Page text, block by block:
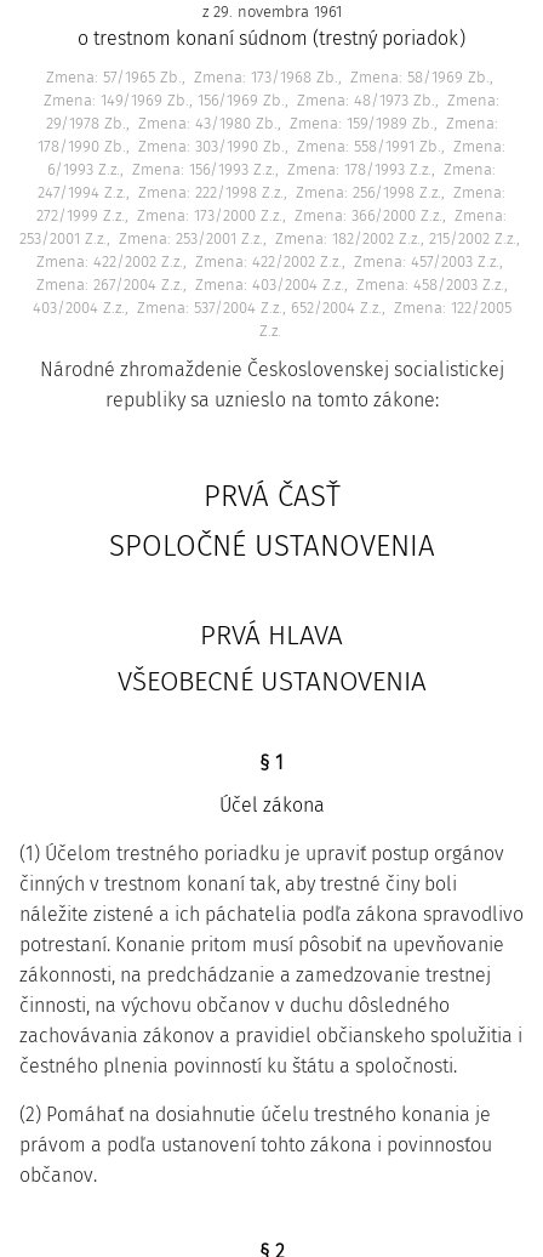
z 29. novembra 1961
o trestnom konaní súdnom (trestný poriadok)
Zmena: 57/1965 Zb. Zmena: 173/1968 Zb.
Zmena: 58/1969 Zb.
Zmena: 149/1969 Zb., 156/1969 Zb.
Zmena: 48/1973 Zb.
Zmena:
29/1978 Zb.
Zmena: 43/1980 Zb. Zmena: 159/1989 Zb.
Zmena:
178/1990 Zb.
Zmena: 303/1990 Zb. Zmena: 558/1991 Zb.
Zmena:
6/1993 Z.z.
Zmena: 156/1993 Z.z. Zmena: 178/1993 Z.z.
Zmena:
247/1994 Z.z.
Zmena: 222/1998 Z.z. Zmena: 256/1998 Z.z.
Zmena:
272/1999 Z.z.
Zmena: 173/2000 Z.z. Zmena: 366/2000 Z.z.
Zmena:
253/2001 Z.z.
Zmena: 253/2001 Z.z.
Zmena: 182/2002 Z.z., 215/2002 Z.z.
Zmena: 422/2002 Z.z.
Zmena: 422/2002 Z.z.
Zmena: 457/2003 Z.z.
Zmena: 267/2004 Z.z.
Zmena: 403/2004 Z.z.
Zmena: 458/2003 Z.z.,
403/2004 Z.z.
Zmena: 537/2004 Z.z., 652/2004 Z.z.
Zmena: 122/2005
Z.z.
Národné zhromaždenie Československej socialistickej
republiky sa uznieslo na tomto zákone:
PRVÁ ČASŤ
SPOLOČNÉ USTANOVENIA
PRVÁ HLAVA
VŠEOBECNÉ USTANOVENIA
§ 1
Účel zákona
(1) Účelom trestného poriadku je upraviť postup orgánov
činných v trestnom konaní tak, aby trestné činy boli
náležite zistené a ich páchatelia podľa zákona spravodlivo
potrestaní. Konanie pritom musí pôsobiť na upevňovanie
zákonnosti, na predchádzanie a zamedzovanie trestnej
činnosti, na výchovu občanov v duchu dôsledného
zachovávania zákonov a pravidiel občianskeho spolužitia i
čestného plnenia povinností ku štátu a spoločnosti.
(2) Pomáhať na dosiahnutie účelu trestného konania je
právom a podľa ustanovení tohto zákona i povinnosťou
občanov.
§ 2